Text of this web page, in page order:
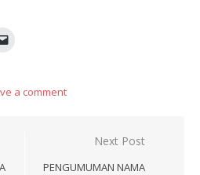
a comment
Next Post
PENGUMUMAN NAMA